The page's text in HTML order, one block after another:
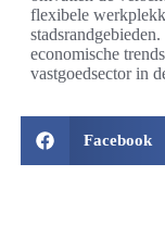
flexibele
economische
vastgoedsector in
Facebook